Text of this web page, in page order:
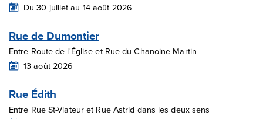
Du 30 juillet au 14 août 2026
Rue de Dumontier
Entre Route de l'Église et Rue du Chanoine-Martin
13 août 2026
Rue Édith
Entre Rue St-Viateur et Rue Astrid dans les deux sens